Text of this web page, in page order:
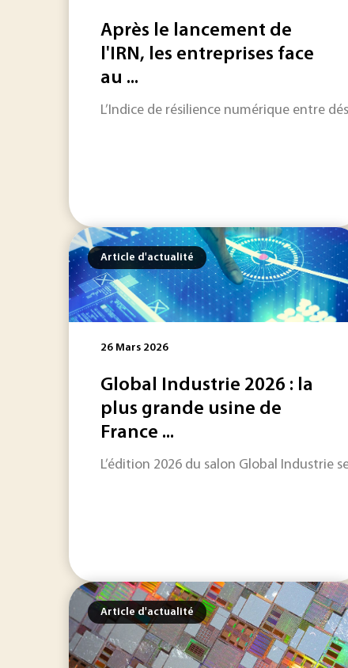
Après le lancement de
l'IRN, les entreprises face
au ...
L’Indice de résilience numérique entre
Article d'actualité
26 Mars 2026
Global Industrie 2026 : la
plus grande usine de
France ...
L’édition 2026 du salon Global Industrie
Article d'actualité